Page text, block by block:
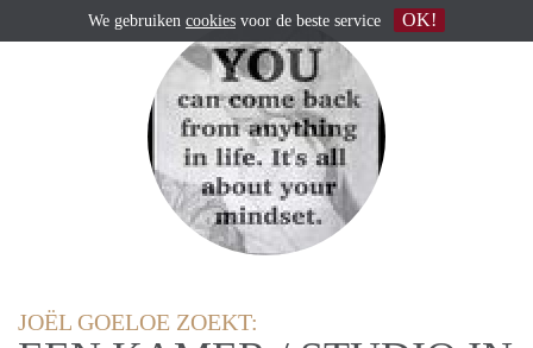
JOËL GOELOE ZOEKT:
We gebruiken cookies voor de beste service OK!